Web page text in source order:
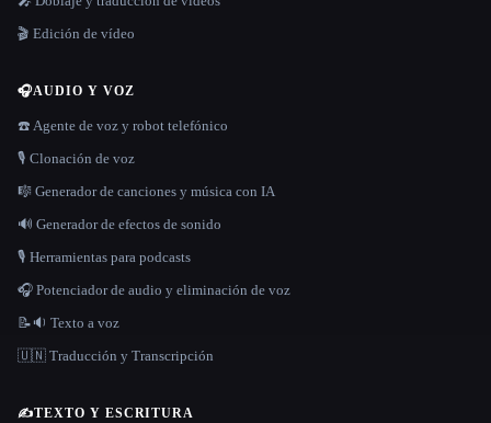
🎬 Edición de vídeo
🎧AUDIO Y VOZ
☎️ Agente de voz y robot telefónico
🎙️ Clonación de voz
🎼 Generador de canciones y música con IA
🔊 Generador de efectos de sonido
🎙️ Herramientas para podcasts
🎧 Potenciador de audio y eliminación de voz
📝🔉 Texto a voz
🇺🇳 Traducción y Transcripción
✍️TEXTO Y ESCRITURA